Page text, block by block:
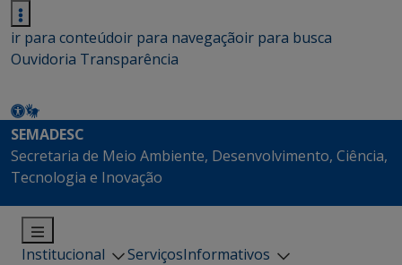
ir para conteúdoir para navegaçãoir para busca
Ouvidoria Transparência
SEMADESC
Secretaria de Meio Ambiente, Desenvolvimento, Ciência,
Tecnologia e Inovação
Institucional ServiçosInformativos